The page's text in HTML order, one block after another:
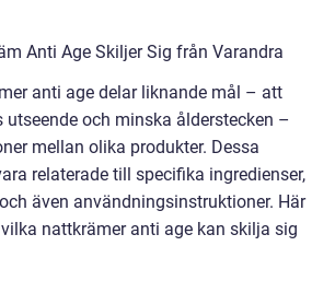
Anti Age Skiljer Sig från Varandra
anti age delar liknande mål – att
och minska ålderstecken –
mellan olika produkter. Dessa
relaterade till specifika ingredienser,
även användningsinstruktioner. Här
nattkrämer anti age kan skilja sig